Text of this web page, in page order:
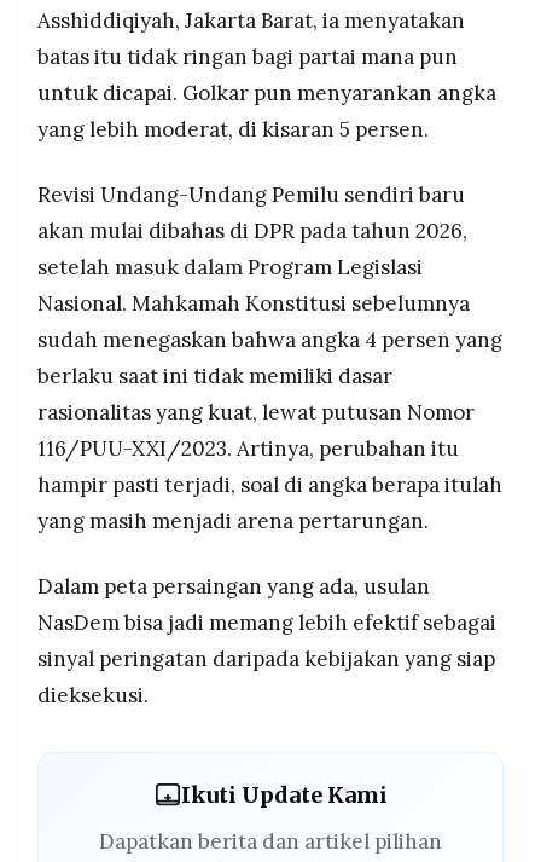
Asshiddiqiyah, Jakarta Barat, ia menyatakan
batas itu tidak ringan bagi partai mana pun
untuk dicapai. Golkar pun menyarankan angka
yang lebih moderat, di kisaran 5 persen.
Revisi Undang-Undang Pemilu sendiri baru
akan mulai dibahas di DPR pada tahun 2026,
setelah masuk dalam Program Legislasi
Nasional. Mahkamah Konstitusi sebelumnya
sudah menegaskan bahwa angka 4 persen yang
berlaku saat ini tidak memiliki dasar
rasionalitas yang kuat, lewat putusan Nomor
116/PUU-XXI/2023. Artinya, perubahan itu
hampir pasti terjadi, soal di angka berapa itulah
yang masih menjadi arena pertarungan.
Dalam peta persaingan yang ada, usulan
NasDem bisa jadi memang lebih efektif sebagai
sinyal peringatan daripada kebijakan yang siap
dieksekusi.
Ikuti Update Kami
Dapatkan berita dan artikel pilihan